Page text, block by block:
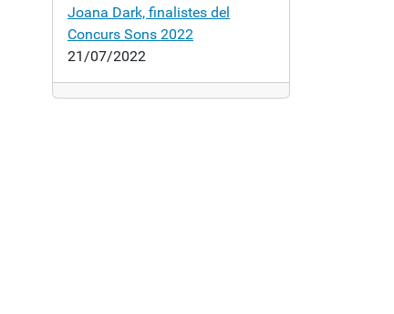
Joana Dark, finalistes del
Concurs Sons 2022
21/07/2022